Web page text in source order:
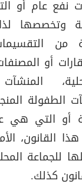
نفع عام أو
وتخصصها
من
أو
الطفولة
أو التي
القانون،
للجماعة
كذلك.